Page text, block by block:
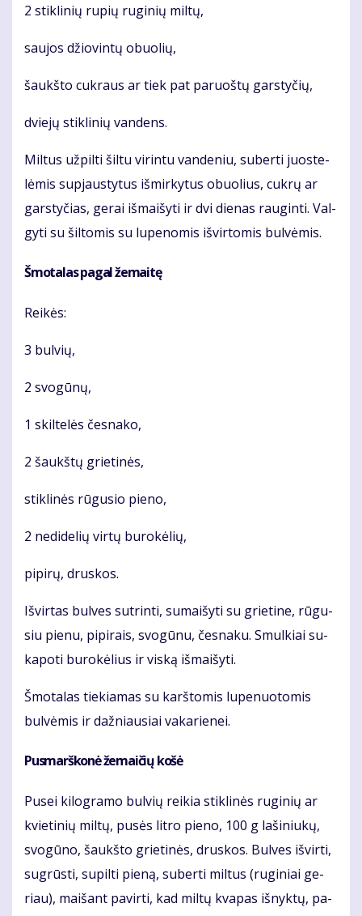
2 stik­li­nių ru­pių ru­gi­nių mil­tų,
sau­jos džio­vin­tų obuo­lių,
šaukš­to cuk­raus ar tiek pat pa­ruoš­tų gars­ty­čių,
dvie­jų stik­li­nių van­dens.
Mil­tus už­pil­ti šil­tu vi­rin­tu van­de­niu, su­ber­ti juos­te­
lė­mis su­pjaus­ty­tus iš­mir­ky­tus obuo­lius, cuk­rų ar
gars­ty­čias, ge­rai iš­mai­šy­ti ir dvi die­nas rau­gin­ti. Val­
gy­ti su šil­to­mis su lu­pe­no­mis iš­vir­to­mis bul­vė­mis.
Šmo­ta­las pa­gal že­mai­tę
Rei­kės:
3 bul­vių,
2 svo­gū­nų,
1 skil­te­lės čes­na­ko,
2 šaukš­tų grie­ti­nės,
stik­li­nės rū­gu­sio pie­no,
2 ne­di­de­lių vir­tų bu­ro­kė­lių,
pi­pi­rų, drus­kos.
Iš­vir­tas bul­ves su­trin­ti, su­mai­šy­ti su grie­ti­ne, rū­gu­
siu pie­nu, pi­pi­rais, svo­gū­nu, čes­na­ku. Smul­kiai su­
ka­po­ti bu­ro­kė­lius ir vis­ką iš­mai­šy­ti.
Šmo­ta­las tie­kia­mas su karš­to­mis lu­pe­nuo­to­mis
bul­vė­mis ir daž­niau­siai va­ka­rie­nei.
Pus­marš­ko­nė že­mai­čių ko­šė
Pu­sei ki­log­ra­mo bul­vių rei­kia stik­li­nės ru­gi­nių ar
kvie­ti­nių mil­tų, pu­sės lit­ro pie­no, 100 g la­ši­niu­kų,
svo­gū­no, šaukš­to grie­ti­nės, drus­kos. Bul­ves iš­vir­ti,
su­grūs­ti, su­pil­ti pie­ną, su­ber­ti mil­tus (ru­gi­niai ge­
riau), mai­šant pa­vir­ti, kad mil­tų kva­pas iš­nyk­tų, pa­